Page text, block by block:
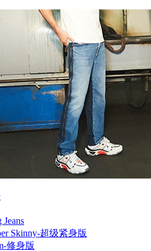
Jeans
Skinny-超级紧身版
修身版